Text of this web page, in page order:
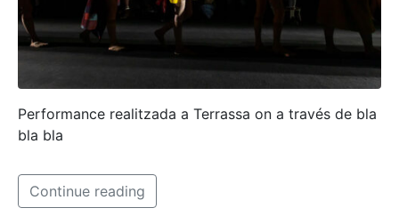
Performance realitzada a Terrassa on a través de bla
bla bla
Continue reading